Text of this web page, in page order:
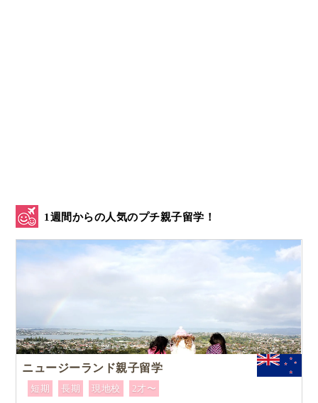
1週間からの人気のプチ親子留学！
ニュージーランド親子留学
短期 長期 現地校
2才〜